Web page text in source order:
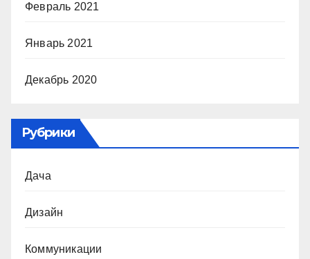
Февраль 2021
Январь 2021
Декабрь 2020
Рубрики
Дача
Дизайн
Коммуникации